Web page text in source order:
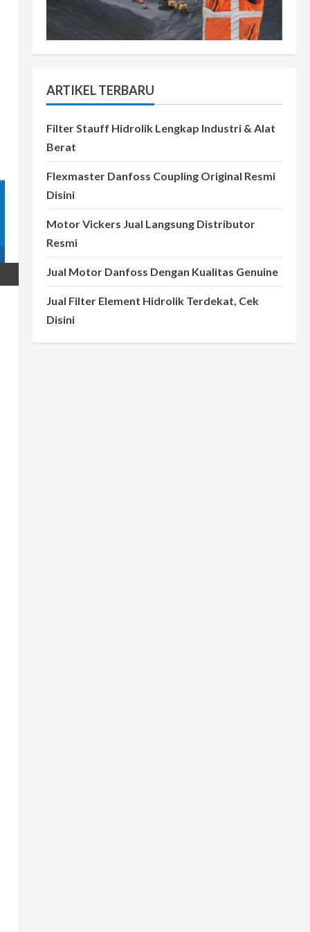
ARTIKEL TERBARU
Filter Stauff Hidrolik Lengkap Industri & Alat
Berat
Flexmaster Danfoss Coupling Original Resmi
Disini
Motor Vickers Jual Langsung Distributor
Resmi
Jual Motor Danfoss Dengan Kualitas Genuine
Jual Filter Element Hidrolik Terdekat, Cek
Disini